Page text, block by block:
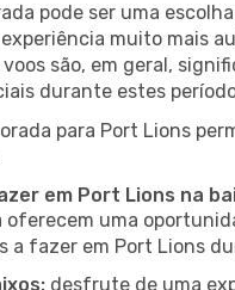
pode ser uma
muito mais
são, em geral,
durante estes
para Port Lions
em Port Lions na
oferecem uma
a fazer em Port Lions
desfrute de uma